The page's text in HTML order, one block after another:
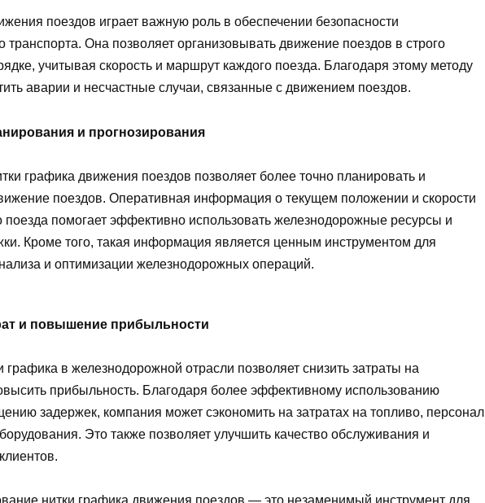
поездов играет важную роль в обеспечении безопасности
транспорта. Она позволяет организовывать движение поездов в строго
учитывая скорость и маршрут каждого поезда. Благодаря этому методу
аварии и несчастные случаи, связанные с движением поездов.
и прогнозирования
графика движения поездов позволяет более точно планировать и
поездов. Оперативная информация о текущем положении и скорости
поезда помогает эффективно использовать железнодорожные ресурсы и
Кроме того, такая информация является ценным инструментом для
и оптимизации железнодорожных операций.
и повышение прибыльности
графика в железнодорожной отрасли позволяет снизить затраты на
прибыльность. Благодаря более эффективному использованию
задержек, компания может сэкономить на затратах на топливо, персонал
Это также позволяет улучшить качество обслуживания и